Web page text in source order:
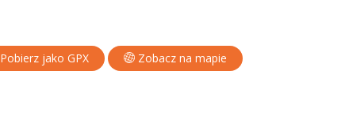
Pobierz jako GPX Zobacz na mapie